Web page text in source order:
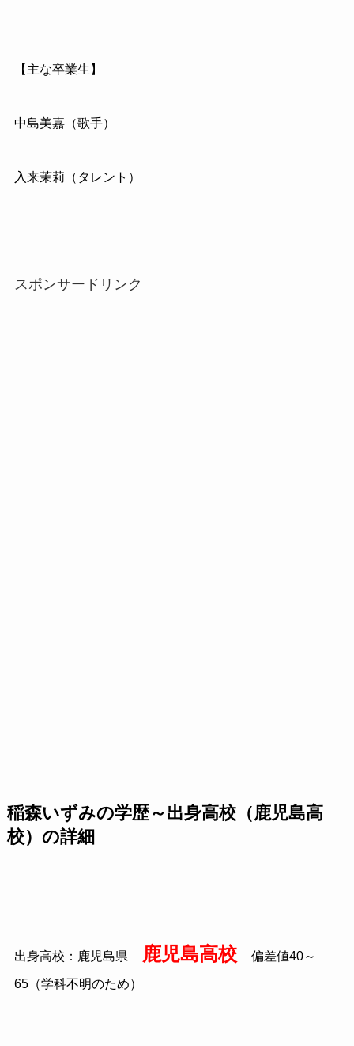
【主な卒業生】
中島美嘉（歌手）
入来茉莉（タレント）
スポンサードリンク
稲森いずみの学歴～出身高校（鹿児島高
校）の詳細
出身高校：鹿児島県 鹿児島高校 偏差値40～
65（学科不明のため）